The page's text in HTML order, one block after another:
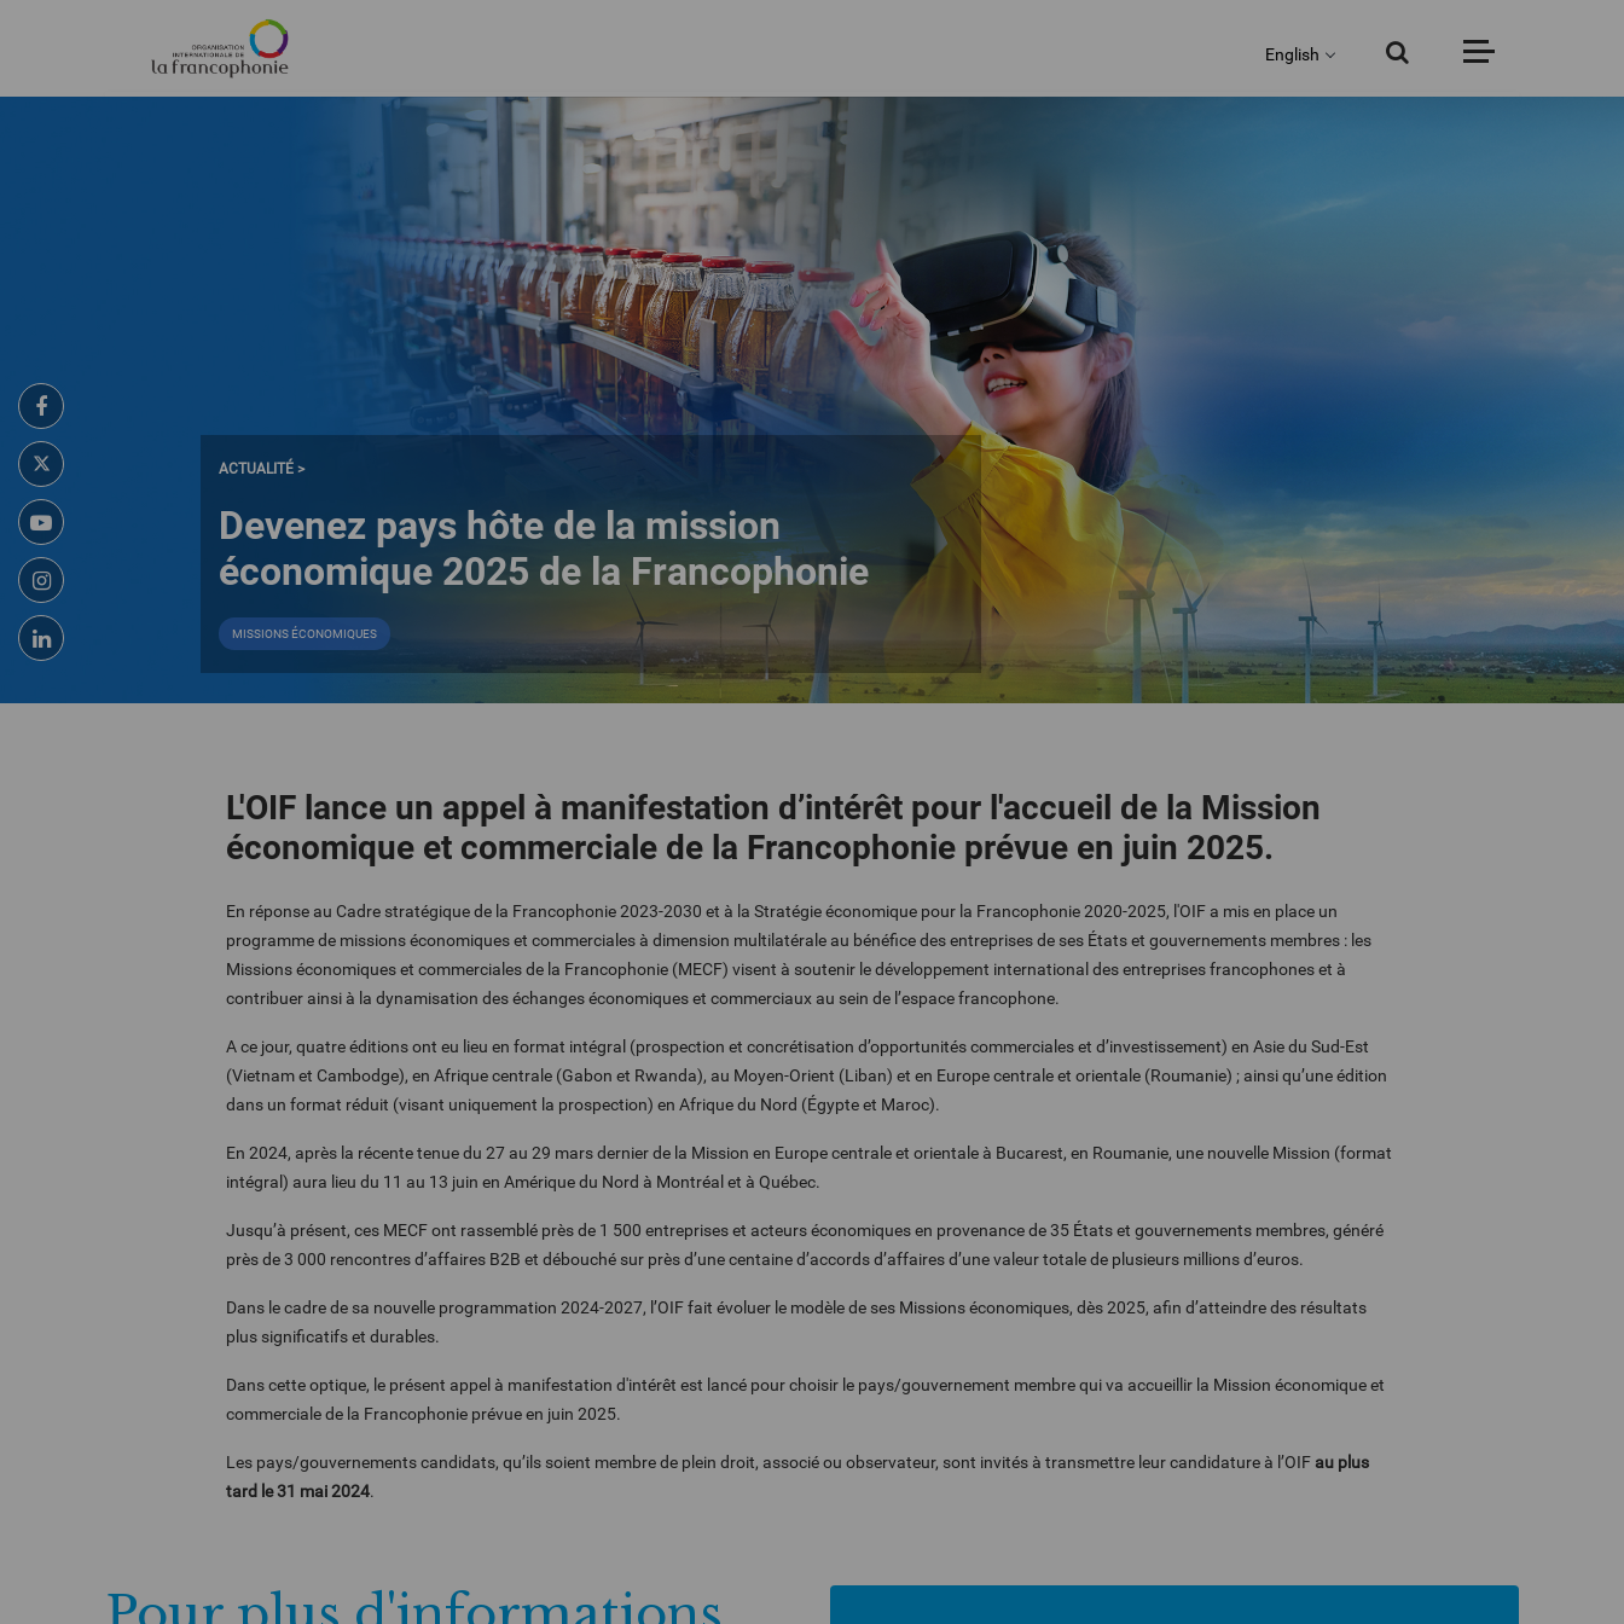
principal
English
ACTUALITÉ >
Devenez pays hôte de la mission
économique 2025 de la Francophonie
MISSIONS ÉCONOMIQUES
L'OIF lance un appel à manifestation d’intérêt pour l'accueil de la Mission
économique et commerciale de la Francophonie prévue en juin 2025.
En réponse au Cadre stratégique de la Francophonie 2023-2030 et à la Stratégie économique pour la Francophonie 2020-2025, l'OIF a mis en place un
programme de missions économiques et commerciales à dimension multilatérale au bénéfice des entreprises de ses États et gouvernements membres : les
Missions économiques et commerciales de la Francophonie (MECF) visent à soutenir le développement international des entreprises francophones et à
contribuer ainsi à la dynamisation des échanges économiques et commerciaux au sein de l’espace francophone.
A ce jour, quatre éditions ont eu lieu en format intégral (prospection et concrétisation d’opportunités commerciales et d’investissement) en Asie du Sud-Est
(Vietnam et Cambodge), en Afrique centrale (Gabon et Rwanda), au Moyen-Orient (Liban) et en Europe centrale et orientale (Roumanie) ; ainsi qu’une édition
dans un format réduit (visant uniquement la prospection) en Afrique du Nord (Égypte et Maroc).
En 2024, après la récente tenue du 27 au 29 mars dernier de la Mission en Europe centrale et orientale à Bucarest, en Roumanie, une nouvelle Mission (format
intégral) aura lieu du 11 au 13 juin en Amérique du Nord à Montréal et à Québec.
Jusqu’à présent, ces MECF ont rassemblé près de 1 500 entreprises et acteurs économiques en provenance de 35 États et gouvernements membres, généré
près de 3 000 rencontres d’affaires B2B et débouché sur près d’une centaine d’accords d’affaires d’une valeur totale de plusieurs millions d’euros.
Dans le cadre de sa nouvelle programmation 2024-2027, l’OIF fait évoluer le modèle de ses Missions économiques, dès 2025, afin d’atteindre des résultats
plus significatifs et durables.
Dans cette optique, le présent appel à manifestation d'intérêt est lancé pour choisir le pays/gouvernement membre qui va accueillir la Mission économique et
commerciale de la Francophonie prévue en juin 2025.
Les pays/gouvernements candidats, qu’ils soient membre de plein droit, associé ou observateur, sont invités à transmettre leur candidature à l’OIF au plus
tard le 31 mai 2024.